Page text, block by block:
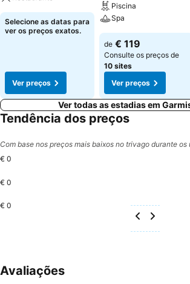
Selecione as datas para
ver os preços exatos.
Ver preços
Piscina
Spa
de € 119
Consulte os preços de
10 sites
Ver preços
Ver todas as estadias em
Tendência dos preços
Com base nos preços mais baixos no trivago durante
€ 0
€ 0
€ 0
Avaliações